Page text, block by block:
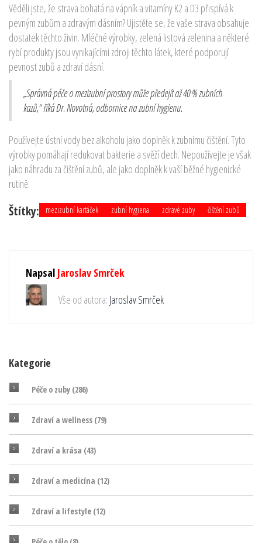
Věděli jste, že strava bohatá na vápník a vitamíny K2 a D3 přispívá k
pevným zubům a zdravým dásním? Ujistěte se, že vaše strava obsahuje
dostatek těchto živin. Mléčné výrobky, zelená listová zelenina a některé
rybí produkty jsou vynikajícími zdroji těchto látek, které podporují
pevnost zubů a zdraví dásní.
„Správná péče o mezizubní prostory může předejít až 40 % zubních
kazů,“ říká Dr. Novotná, odbornice na zubní hygienu.
Používejte ústní vody bez alkoholu jako doplněk k zubnímu čištění. Tyto
výrobky pomáhají redukovat bakterie a svěží dech. Nepoužívejte je však
jako náhradu za čištění zubů, ale jako doplněk k vaší běžné hygienické
rutině.
Štítky: mezizubní kartáček zubní hygiena zdravé zuby čištění zubů
Napsal Jaroslav Smrček
Vše od autora: Jaroslav Smrček
Kategorie
Péče o zuby (286)
Zdraví a wellness (79)
Zdraví a krása (43)
Zdraví a medicína (12)
Zdraví a lifestyle (12)